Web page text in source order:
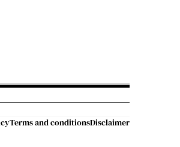
Terms and conditionsDisclaimer